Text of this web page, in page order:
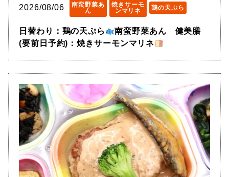
2026/08/06
南蛮野菜あ
ん
焼きサーモ
ンマリネ
鶏の天ぷら
日替わり：鶏の天ぷら
南蛮野菜あん 健美膳
(要前日予約)：焼きサーモンマリネ